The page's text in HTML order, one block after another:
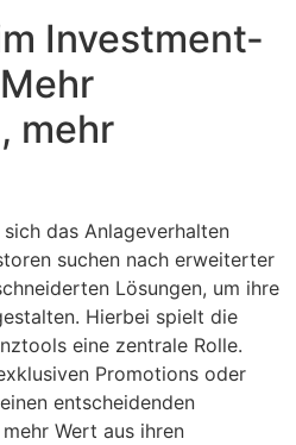
Investment-
mehr
das Anlageverhalten
suchen nach erweiterter
Lösungen, um ihre
Hierbei spielt die
eine zentrale Rolle.
Promotions oder
entscheidenden
Wert aus ihren